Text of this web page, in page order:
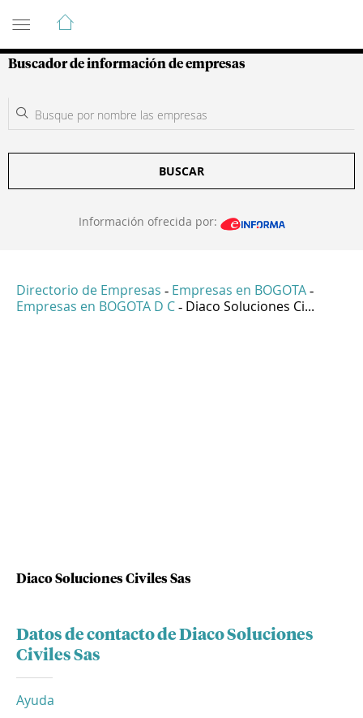
Guía de Empresas Colombianas
Buscador de información de empresas
BUSCAR
Información ofrecida por:
Directorio de Empresas - Empresas en BOGOTA -
Empresas en BOGOTA D C - Diaco Soluciones Ci...
Diaco Soluciones Civiles Sas
Datos de contacto de Diaco Soluciones
Civiles Sas
Ayuda